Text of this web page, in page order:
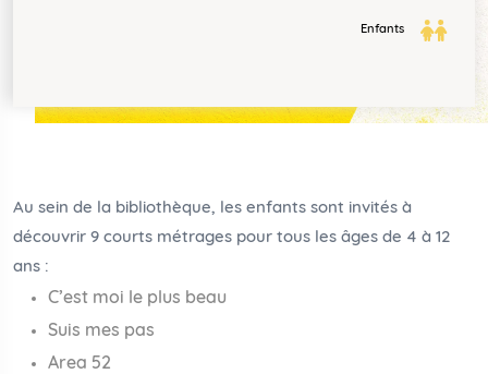
Enfants
Au sein de la bibliothèque, les enfants sont invités à
découvrir 9 courts métrages pour tous les âges de 4 à 12
ans :
C’est moi le plus beau
Suis mes pas
Area 52